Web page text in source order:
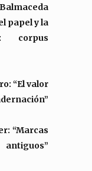
papel y la
corpus
“El valor
“Marcas